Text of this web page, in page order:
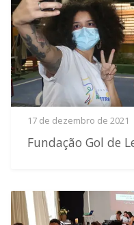
17 de dezembro de 2021
Fundação Gol de